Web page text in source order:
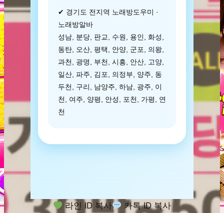
✔ 경기도 전지역 노래방도우미 ·
노래방알바
성남, 분당, 판교, 수원, 용인, 화성,
동탄, 오산, 평택, 안양, 군포, 의왕,
과천, 광명, 부천, 시흥, 안산, 고양,
일산, 파주, 김포, 의정부, 양주, 동
두천, 구리, 남양주, 하남, 광주, 이
천, 여주, 양평, 안성, 포천, 가평, 연
천
라인 ID 복사
카톡 ID 복사